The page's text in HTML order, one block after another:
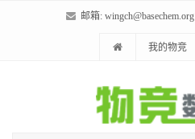
邮箱: wingch@basechem.org
我的物竞